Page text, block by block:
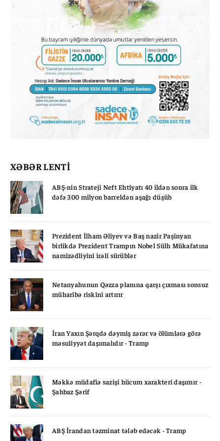
XƏBƏR LENTİ
ABŞ-nin Strateji Neft Ehtiyatı 40 ildən sonra ilk
dəfə 300 milyon barreldən aşağı düşüb
Prezident İlham Əliyev və Baş nazir Paşinyan
birlikdə Prezident Trampın Nobel Sülh Mükafatına
namizədliyini irəli sürüblər
Netanyahunun Qəzza planına qarşı çıxması sonsuz
müharibə riskini artırır
İran Yaxın Şərqdə dəymiş zərər və ölümlərə görə
məsuliyyət daşımalıdır - Tramp
Məkkə müdafiə sazişi hücum xarakteri daşımır -
Şahbaz Şərif
ABŞ İrandan təzminat tələb edəcək - Tramp